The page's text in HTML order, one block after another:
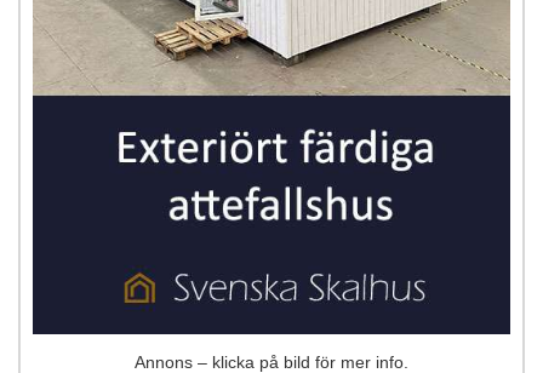
Annons – klicka på bild för mer info.